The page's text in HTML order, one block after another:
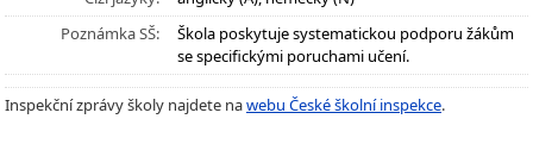
Poznámka SŠ:
Škola poskytuje systematickou podporu žákům
se specifickými poruchami učení.
Inspekční zprávy školy najdete nawebu České školní inspekce.